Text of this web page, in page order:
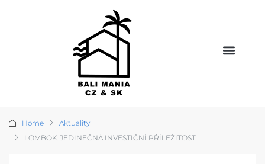
Home
Aktuality
LOMBOK: JEDINEČNÁ INVESTIČNÍ PŘÍLEŽITOST